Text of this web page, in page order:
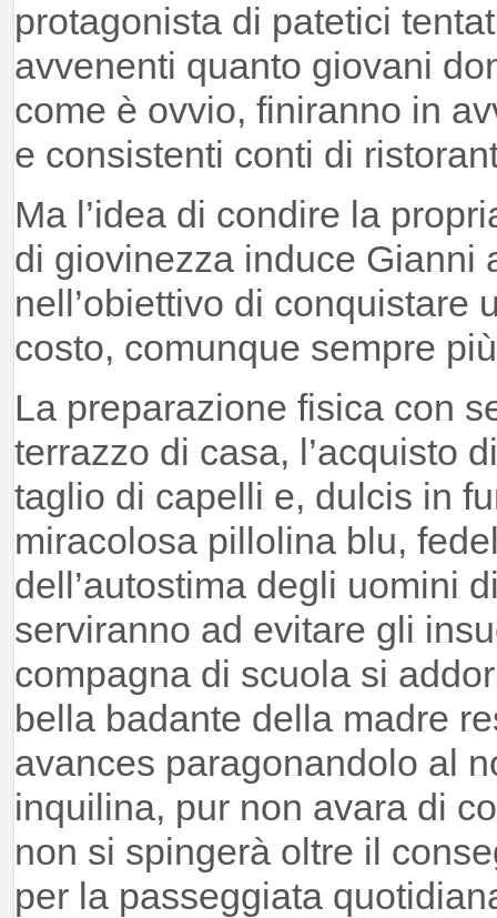
protagonista di patetici
avvenenti quanto giovani
come è ovvio, finiranno in
e consistenti conti di
Ma l’idea di condire la
di giovinezza induce Gianni
nell’obiettivo di conquistare
costo, comunque sempre
La preparazione fisica con
terrazzo di casa, l’acquisto
taglio di capelli e, dulcis in
miracolosa pillolina blu,
dell’autostima degli uomini
serviranno ad evitare gli
compagna di scuola si
bella badante della madre
avances paragonandolo al
inquilina, pur non avara di
non si spingerà oltre il
per la passeggiata